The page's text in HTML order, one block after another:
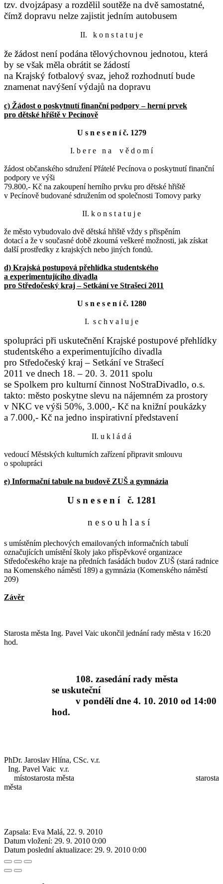
tzv. dvojzápasy a rozdělil soutěže na dvě samostatné,
čímž dopravu nelze zajistit jedním autobusem
II. k o n s t a t u j e
že žádost není podána tělovýchovnou jednotou, která
by se však měla obrátit se žádostí
na Krajský fotbalový svaz, jehož rozhodnutí bude
znamenat navýšení výdajů na dopravu
c) Žádost o poskytnutí finanční podpory – herní prvek
pro dětské hříště v Pecínově
U s n e s e n í č. 1279
I. b e r e n a v ě d o m í
žádost občanského sdružení Přátelé Pecínova o poskytnutí finanční
podpory ve výši
79.800,- Kč na zakoupení herního prvku pro dětské hřiště
v Pecínově budované sdružením od společnosti Tomovy parky
II. k o n s t a t u j e
že město vybudovalo dvě dětská hřiště vždy s přispěním
dotací a že v současné době zkoumá veškeré možnosti, jak získat
další prostředky z krajských nebo jiných fondů.
d) Krajská postupová přehlídka studentského
a experimentujícího divadla
pro Středočeský kraj – Setkání ve Strašecí 2011
U s n e s e n í č. 1280
I. s c h v a l u j e
spolupráci při uskutečnění Krajské postupové přehlídky
studentského a experimentujícího divadla
pro Středočeský kraj – Setkání ve Strašecí
2011 ve dnech 18. – 20. 3. 2011 spolu
se Spolkem pro kulturní činnost NoStraDivadlo, o.s.
takto: město poskytne slevu na nájemném za prostory
v NKC ve výši 50%, 3.000,- Kč na knižní poukázky
a 7.000,- Kč na jedno inspirativní představení
II. u k l á d á
vedoucí Městských kulturních zařízení připravit smlouvu
o spolupráci
e) Informační tabule na budově ZUŠ a gymnázia
U s n e s e n í č. 1281
n e s o u h l a s í
s umístěním plechových emailovaných informačních tabulí
označujících umístění školy jako příspěvkové organizace
Středočeského kraje na předních fasádách budov ZUŠ (stará radnice
na Komenského náměstí 189) a gymnázia (Komenského náměstí
209)
Závěr
Starosta města Ing. Pavel Vaic ukončil jednání rady města v 16:20
hod.
108. zasedání rady města
se uskuteční
v pondělí dne 4. 10. 2010 od 14:00
hod.
PhDr. Jaroslav Hlína, CSc. v.r.
Ing. Pavel Vaic v.r.
místostarosta města starosta
města
Zapsala: Eva Malá, 22. 9. 2010
Datum vložení: 29. 9. 2010 0:00
Datum poslední aktualizace: 29. 9. 2010 0:00